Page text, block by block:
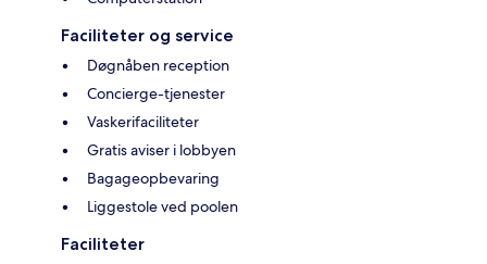
Faciliteter og service
Døgnåben reception
Concierge-tjenester
Vaskerifaciliteter
Gratis aviser i lobbyen
Bagageopbevaring
Liggestole ved poolen
Faciliteter